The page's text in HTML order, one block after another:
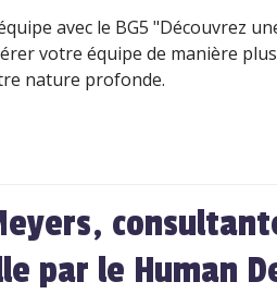
avec le BG5 "Découvrez
votre équipe de manière
nature profonde.
par le Human